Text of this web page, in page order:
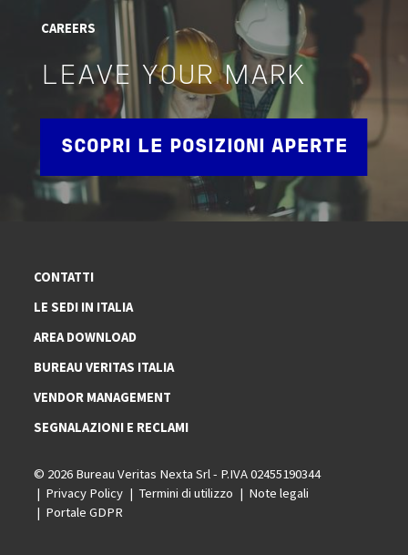
CAREERS
LEAVE YOUR MARK
SCOPRI LE POSIZIONI APERTE
CONTATTI
LE SEDI IN ITALIA
AREA DOWNLOAD
BUREAU VERITAS ITALIA
VENDOR MANAGEMENT
SEGNALAZIONI E RECLAMI
© 2026 Bureau Veritas Nexta Srl - P.IVA 02455190344
Privacy Policy
Termini di utilizzo
Note legali
Portale GDPR